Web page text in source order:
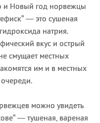
и Новый год норвежцы
— это сушеная
натрия.
вкус и острый
смущает местных
им и в местных
можно увидеть
— тушеная, вареная